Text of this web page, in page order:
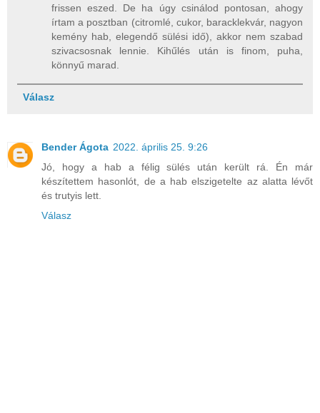
frissen eszed. De ha úgy csinálod pontosan, ahogy
írtam a posztban (citromlé, cukor, baracklekvár, nagyon
kemény hab, elegendő sülési idő), akkor nem szabad
szivacsosnak lennie. Kihűlés után is finom, puha,
könnyű marad.
Válasz
Bender Ágota 2022. április 25. 9:26
Jó, hogy a hab a félig sülés után került rá. Én már
készítettem hasonlót, de a hab elszigetelte az alatta lévőt
és trutyis lett.
Válasz